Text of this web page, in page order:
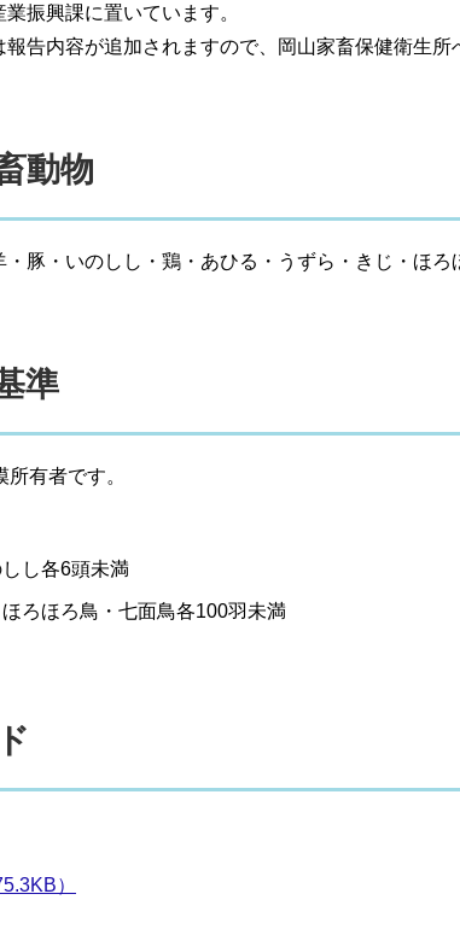
振興課に置いています。
告内容が追加されますので、岡山家畜保健衛生所
動物
豚・いのしし・鶏・あひる・うずら・きじ・ほろ
準
有者です。
し各6頭未満
ろほろ鳥・七面鳥各100羽未満
）